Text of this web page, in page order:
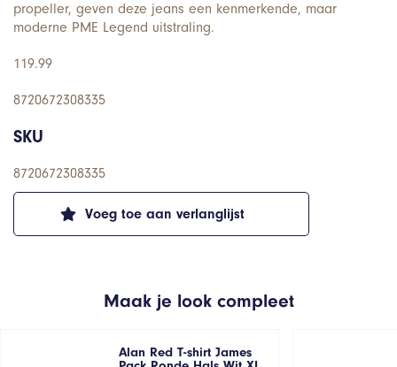
Voeg toe aan verlanglijst
propeller, geven deze jeans een kenmerkende, maar
moderne PME Legend uitstraling.
119.99
8720672308335
SKU
8720672308335
Maak je look compleet
Alan Red T-shirt James